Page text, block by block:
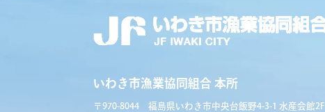
いわき市漁業協同組合 本所
〒970-8044 福島県いわき市中央台飯野4-3-1 水産会館2F